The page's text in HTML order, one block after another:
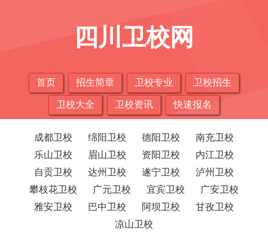
四川卫校网
首页 招生简章 卫校专业 卫校招生
卫校大全 卫校资讯 快速报名
成都卫校 绵阳卫校 德阳卫校
南充卫校
乐山卫校
眉山卫校 资阳卫校
内江卫校
自贡卫校
达州卫校 遂宁卫校
泸州卫校
攀枝花卫校
广元卫校 宜宾卫校
广安卫校
雅安卫校
巴中卫校 阿坝卫校
甘孜卫校
凉山卫校